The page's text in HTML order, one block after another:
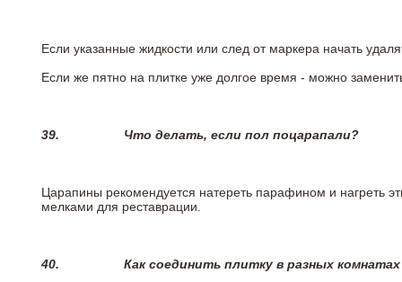
Если указанные жидкости или след от маркера начать
Если же пятно на плитке уже долгое время - можно
39. Что делать, если пол поцарапали?
Царапины рекомендуется натереть парафином и нагреть
мелками для реставрации.
40. Как соединить плитку в разных